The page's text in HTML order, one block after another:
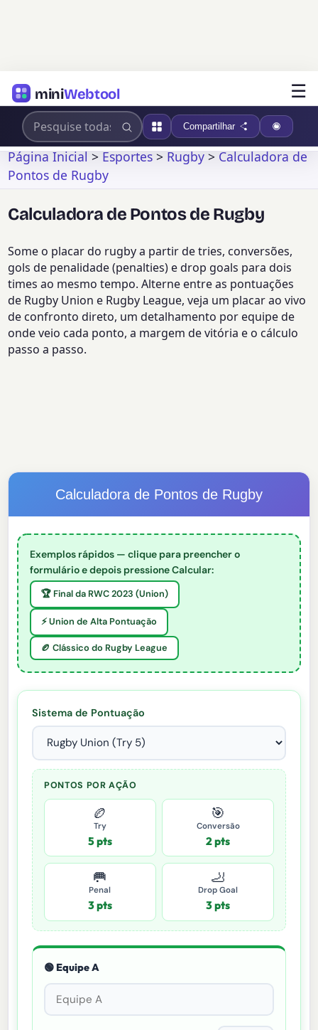
miniWebtool ☰
Compartilhar
Página Inicial>Esportes>Rugby>Calculadora de
Pontos de Rugby
Calculadora de Pontos de Rugby
Some o placar do rugby a partir de tries, conversões,
gols de penalidade (penalties) e drop goals para dois
times ao mesmo tempo. Alterne entre as pontuações
de Rugby Union e Rugby League, veja um placar ao vivo
de confronto direto, um detalhamento por equipe de
onde veio cada ponto, a margem de vitória e o cálculo
passo a passo.
Calculadora de Pontos de Rugby
Exemplos rápidos — clique para preencher o
formulário e depois pressione Calcular:
🏆 Final da RWC 2023 (Union)
⚡ Union de Alta Pontuação
🏉 Clássico do Rugby League
Sistema de Pontuação
PONTOS POR AÇÃO
🏉
Try
5 pts
🎯
Conversão
2 pts
🥅
Penal
3 pts
🦶
Drop Goal
3 pts
🟢 Equipe A